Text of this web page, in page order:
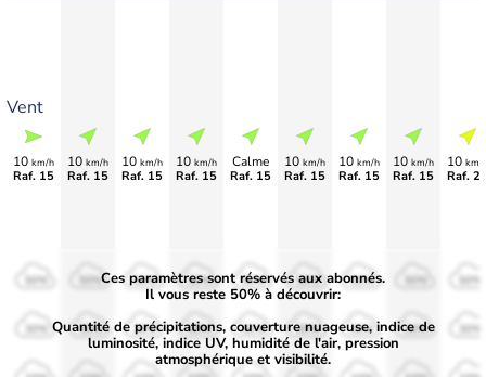
Vent
10 km/h
Raf. 15
10 km/h
Raf. 15
10 km/h
Raf. 15
10 km/h
Raf. 15
Calme
Raf. 15
10 km/h
Raf. 15
10 km/h
Raf. 15
10 km/h
Raf. 15
10 km/
Raf.
50%
30%
50%
30%
50%
30%
50%
30%
50%
30%
50%
30%
50%
30% 30% 30%
Ces paramètres sont réservés aux abonnés.
Il vous reste 50% à découvrir:
Quantité de précipitations, couverture nuageuse, indice de
luminosité, indice UV, humidité de l'air, pression
atmosphérique et visibilité.